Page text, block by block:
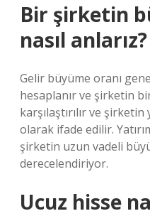
Bir şirketin
nasıl anlarız?
Gelir büyüme oranı
hesaplanır ve şirketin
karşılaştırılır ve
olarak ifade edilir.
şirketin uzun vadeli
derecelendiriyor.
Ucuz hisse